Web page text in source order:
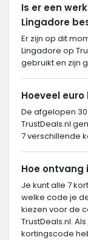
Is er een
Lingadore
Er zijn op dit
Lingadore op
gebruikt en zijn
Hoeveel
De afgelopen
TrustDeals.nl
7 verschillende
Hoe ontvang
Je kunt alle 7
welke code je
kiezen voor de
TrustDeals.nl.
kortingscode